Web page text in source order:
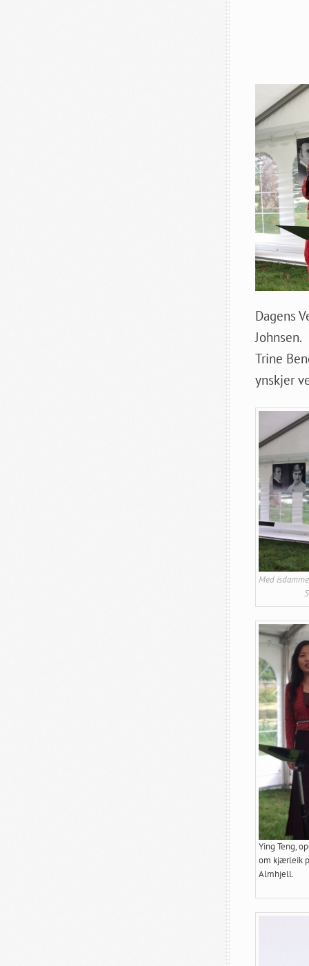
Johnsen.
Trine
ynskjer
Med
Ying Teng,
om kjærleik
Almhjell.